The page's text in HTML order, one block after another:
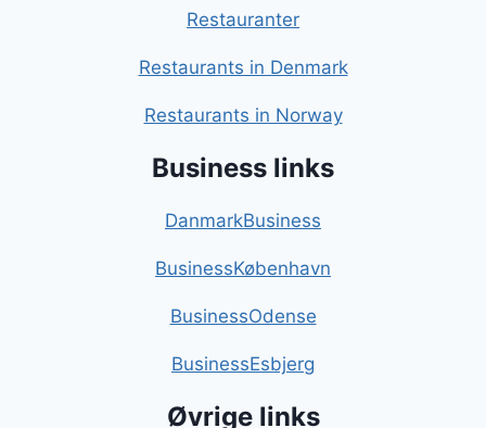
Restauranter
Restaurants in Denmark
Restaurants in Norway
Business links
DanmarkBusiness
BusinessKøbenhavn
BusinessOdense
BusinessEsbjerg
Øvrige links